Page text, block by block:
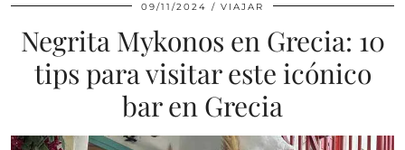
09/11/2024 VIAJAR
Negrita Mykonos en Grecia: 10
tips para visitar este icónico
bar en Grecia